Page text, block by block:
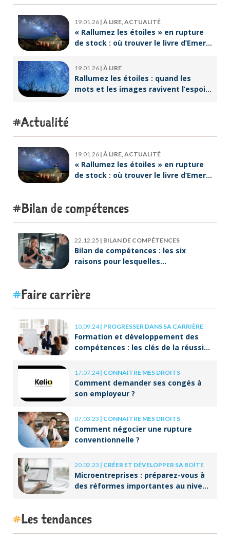
19.01.26 | À LIRE, ACTUALITÉ
« Rallumez les étoiles » en rupture
de stock : où trouver le livre d’Emeric
19.01.26 | À LIRE
Rallumez les étoiles : quand les
mots et les images ravivent l’espoir
Actualité
19.01.26 | À LIRE, ACTUALITÉ
« Rallumez les étoiles » en rupture
de stock : où trouver le livre d’Emeric
Bilan de compétences
22.12.25 | BILAN DE COMPÉTENCES
Bilan de compétences : les six
raisons pour lesquelles
Faire carrière
10.09.24| PROGRESSER DANS SA CARRIÈRE
Formation et développement des
compétences : les clés de la réussite
17.07.24| CONNAÎTRE MES DROITS
Comment demander ses congés à
son employeur ?
07.03.23 | CONNAÎTRE MES DROITS
Comment négocier une rupture
conventionnelle ?
20.02.23 | CRÉER ET DÉVELOPPER SA BOÎTE
Microentreprises : préparez-vous à
des réformes importantes au niveau
Les tendances